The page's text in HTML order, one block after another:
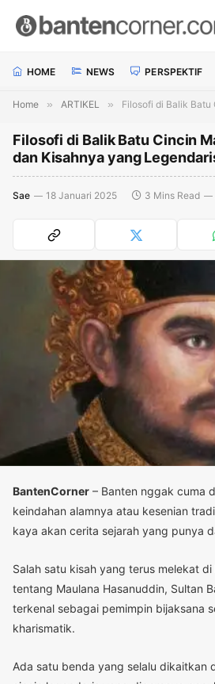
HOME NEWS PERSPEKTIF
Home » ARTIKEL » Filosofi di Balik Batu Cincin
Filosofi di Balik Batu Cincin
dan Kisahnya yang
Sae 18 Januari 2025 3 Mins Read
BantenCorner – Banten nggak cuma
keindahan alamnya atau kesenian
kaya akan cerita sejarah yang punya
Salah satu kisah yang terus melekat
tentang Maulana Hasanuddin, Sultan
terkenal sebagai pemimpin bijaksana
kharismatik.
Ada satu benda yang selalu dikaitkan